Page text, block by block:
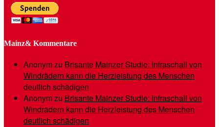
Mainz& Kommentare
Anonymzu Brisante Mainzer Studie: Infraschall von
Windrädern kann die Herzleistung des Menschen
deutlich schädigen
Anonymzu Brisante Mainzer Studie: Infraschall von
Windrädern kann die Herzleistung des Menschen
deutlich schädigen